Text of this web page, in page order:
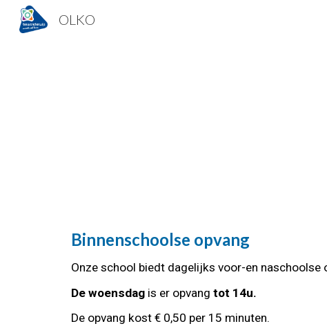
OLKO
Binnenschoolse opvang
Onze school biedt dagelijks voor-en naschoolse
De woensdag is er opvang tot 14u.
De opvang kost € 0,50 per 15 minuten.